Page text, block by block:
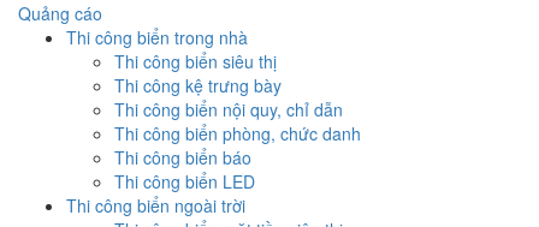
Quảng cáo
Thi công biển trong nhà
Thi công biển siêu thị
Thi công kệ trưng bày
Thi công biển nội quy, chỉ dẫn
Thi công biển phòng, chức danh
Thi công biển báo
Thi công biển LED
Thi công biển ngoài trời